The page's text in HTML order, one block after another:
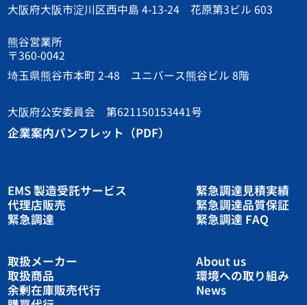
大阪府大阪市淀川区西中島 4-13-24 花原第3ビル 603
熊谷営業所
〒360-0042
埼玉県熊谷市本町 2-48 ユニバース熊谷ビル 8階
大阪府公安委員会 第621150153441号
企業案内パンフレット（PDF）
EMS 製造受託サービス
代理店販売
緊急調達
取扱メーカー
取扱商品
余剰在庫販売代行
緊急調達見積実績
緊急調達品質保証
緊急調達 FAQ
About us
環境への取り組み
News